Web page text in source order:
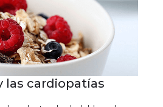
las cardiopatías